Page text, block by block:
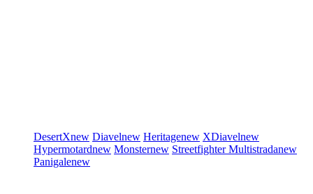
DesertXnew Diavelnew Heritagenew XDiavelnew
Hypermotardnew Monsternew StreetfighterMultistradanew
Panigalenew